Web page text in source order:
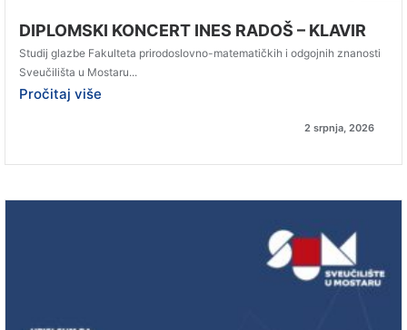
DIPLOMSKI KONCERT INES RADOŠ – KLAVIR
Studij glazbe Fakulteta prirodoslovno-matematičkih i odgojnih znanosti
Sveučilišta u Mostaru...
Pročitaj više
2 srpnja, 2026